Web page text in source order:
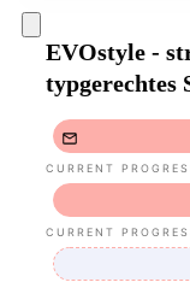
EVOstyle -
typgerechtes
CURRENT
CURRENT